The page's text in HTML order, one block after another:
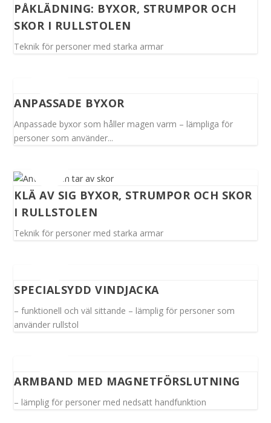
PÅKLÄDNING: BYXOR, STRUMPOR OCH
SKOR I RULLSTOLEN
Teknik för personer med starka armar
ANPASSADE BYXOR
Anpassade byxor som håller magen varm – lämpliga för
personer som använder...
KLÄ AV SIG BYXOR, STRUMPOR OCH SKOR
I RULLSTOLEN
Teknik för personer med starka armar
SPECIALSYDD VINDJACKA
– funktionell och väl sittande – lämplig för personer som
använder rullstol
ARMBAND MED MAGNETFÖRSLUTNING
– lämplig för personer med nedsatt handfunktion